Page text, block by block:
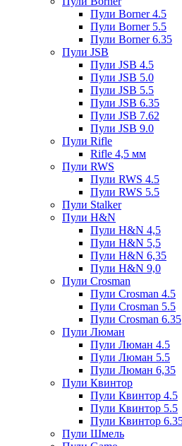
Пули Borner 4.5
Пули Borner 5.5
Пули Borner 6.35
Пули JSB
Пули JSB 4.5
Пули JSB 5.0
Пули JSB 5.5
Пули JSB 6.35
Пули JSB 7.62
Пули JSB 9.0
Пули Rifle
Rifle 4,5 мм
Пули RWS
Пули RWS 4.5
Пули RWS 5.5
Пули Stalker
Пули H&N
Пули H&N 4,5
Пули H&N 5,5
Пули H&N 6,35
Пули H&N 9,0
Пули Crosman
Пули Crosman 4.5
Пули Crosman 5.5
Пули Crosman 6.35
Пули Люман
Пули Люман 4.5
Пули Люман 5.5
Пули Люман 6,35
Пули Квинтор
Пули Квинтор 4.5
Пули Квинтор 5.5
Пули Квинтор
Пули Шмель